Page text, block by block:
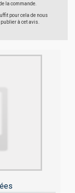
la commande.
pour cela de nous
à cet avis.